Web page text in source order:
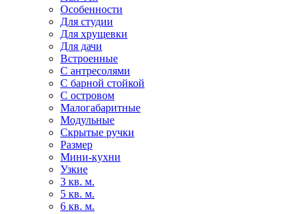
Особенности
Для студии
Для хрущевки
Для дачи
Встроенные
С антресолями
С барной стойкой
С островом
Малогабаритные
Модульные
Скрытые ручки
Размер
Мини-кухни
Узкие
3 кв. м.
5 кв. м.
6 кв. м.